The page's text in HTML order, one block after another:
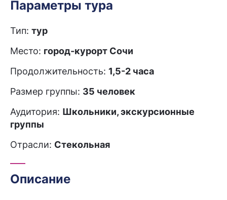
Параметры тура
Тип: тур
Место: город-курорт Сочи
Продолжительность: 1,5-2 часа
Размер группы: 35 человек
Аудитория: Школьники, экскурсионные
группы
Отрасли: Стекольная
Описание